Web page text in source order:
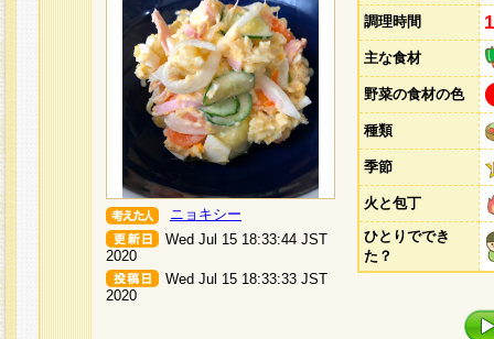
ニョキシー
Wed Jul 15 18:33:44 JST
2020
Wed Jul 15 18:33:33 JST
2020
調理時間
主な食材
野菜の食材の色
種類
季節
火と包丁
ひとりででき
た？